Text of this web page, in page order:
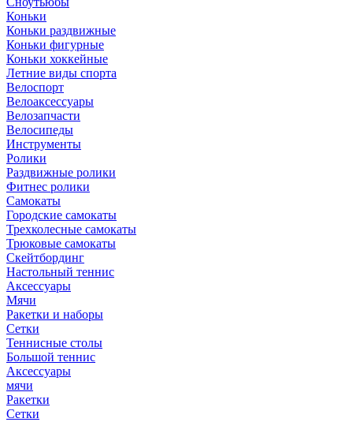
Коньки
Коньки раздвижные
Коньки фигурные
Коньки хоккейные
Летние виды спорта
Велоспорт
Велоаксессуары
Велозапчасти
Велосипеды
Инструменты
Ролики
Раздвижные ролики
Фитнес ролики
Самокаты
Городские самокаты
Трехколесные самокаты
Трюковые самокаты
Скейтбординг
Настольный теннис
Аксессуары
Мячи
Ракетки и наборы
Сетки
Теннисные столы
Большой теннис
Аксессуары
мячи
Ракетки
Сетки